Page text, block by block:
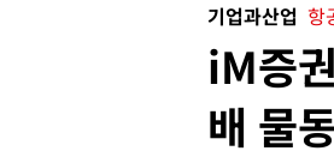
기업과산업 항
iM증
배 물